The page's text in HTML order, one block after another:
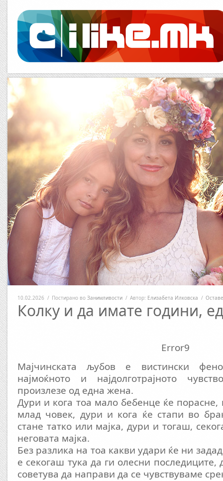
10.02.2026 / Постирано во Занимливости / Автор: Елизабета Илковска /
Колку и да имате години,
Error9
Мајчинската љубов е вистински
најмоќното и најдолготрајното
произлезе од една жена.
Дури и кога тоа мало бебенце ќе порасне,
млад човек, дури и кога ќе стапи во
стане татко или мајка, дури и тогаш,
неговата мајка.
Без разлика на тоа какви удари ќе ни
е секогаш тука да ги олесни
советува да направи да се чувствуваме